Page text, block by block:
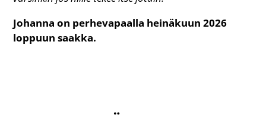
Johanna on perhevapaalla heinäkuun 2026
loppuun saakka.